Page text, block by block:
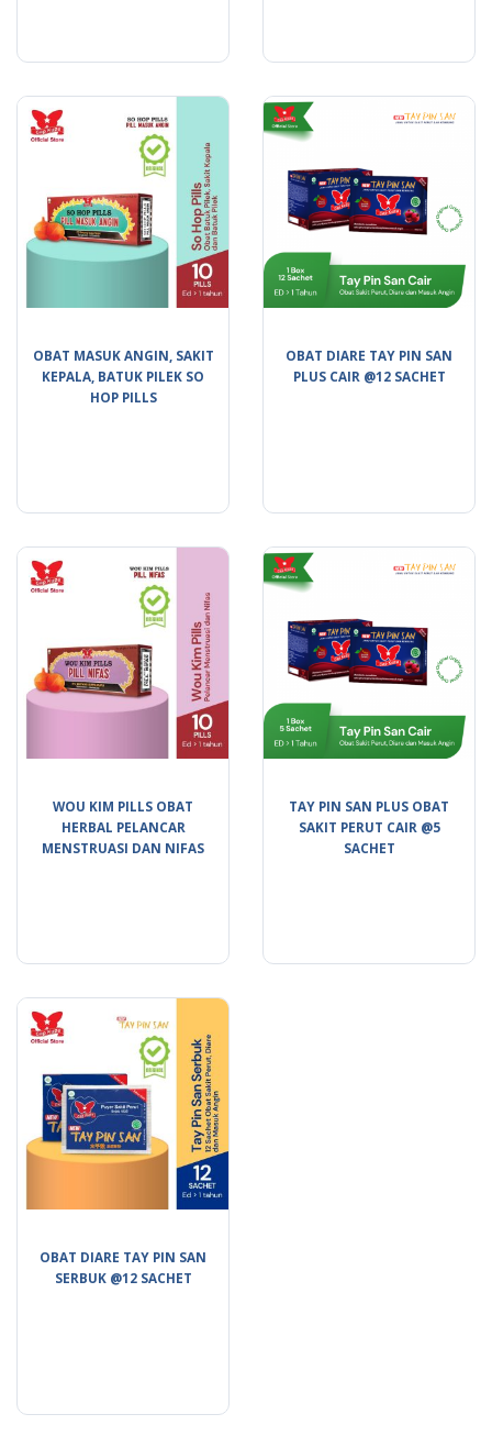
OBAT MASUK ANGIN, SAKIT
KEPALA, BATUK PILEK SO
HOP PILLS
OBAT DIARE TAY PIN SAN
PLUS CAIR @12 SACHET
WOU KIM PILLS OBAT
HERBAL PELANCAR
MENSTRUASI DAN NIFAS
TAY PIN SAN PLUS OBAT
SAKIT PERUT CAIR @5
SACHET
OBAT DIARE TAY PIN SAN
SERBUK @12 SACHET